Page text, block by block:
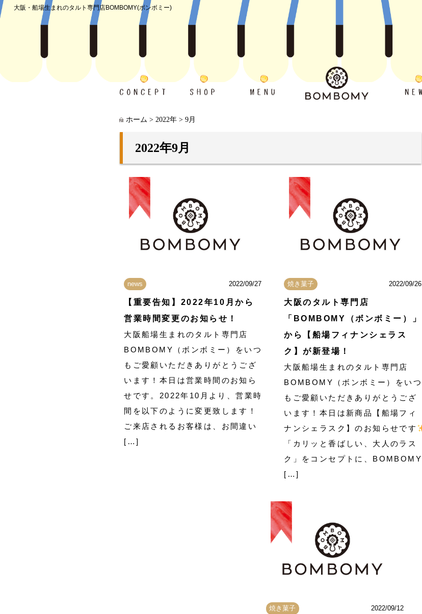
大阪・船場生まれのタルト専門店BOMBOMY(ボンボミー)
ホーム > 2022年 > 9月
2022年9月
news 2022/09/27
【重要告知】2022年10月から
営業時間変更のお知らせ！
大阪船場生まれのタルト専門店
BOMBOMY（ボンボミー）をいつ
もご愛顧いただきありがとうござ
います！本日は営業時間のお知ら
せです。2022年10月より、営業時
間を以下のように変更致します！
ご来店されるお客様は、お間違い
[…]
焼き菓子 2022/09/26
大阪のタルト専門店
「BOMBOMY（ボンボミー）」
から【船場フィナンシェラス
ク】が新登場！
大阪船場生まれのタルト専門店
BOMBOMY（ボンボミー）をいつ
もご愛顧いただきありがとうござ
います！本日は新商品【船場フィ
ナンシェラスク】のお知らせです
「カリッと香ばしい、大人のラス
ク」をコンセプトに、BOMBOMY
[…]
焼き菓子 2022/09/12